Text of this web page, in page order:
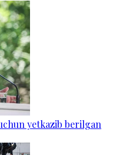
yetkazib berilgan